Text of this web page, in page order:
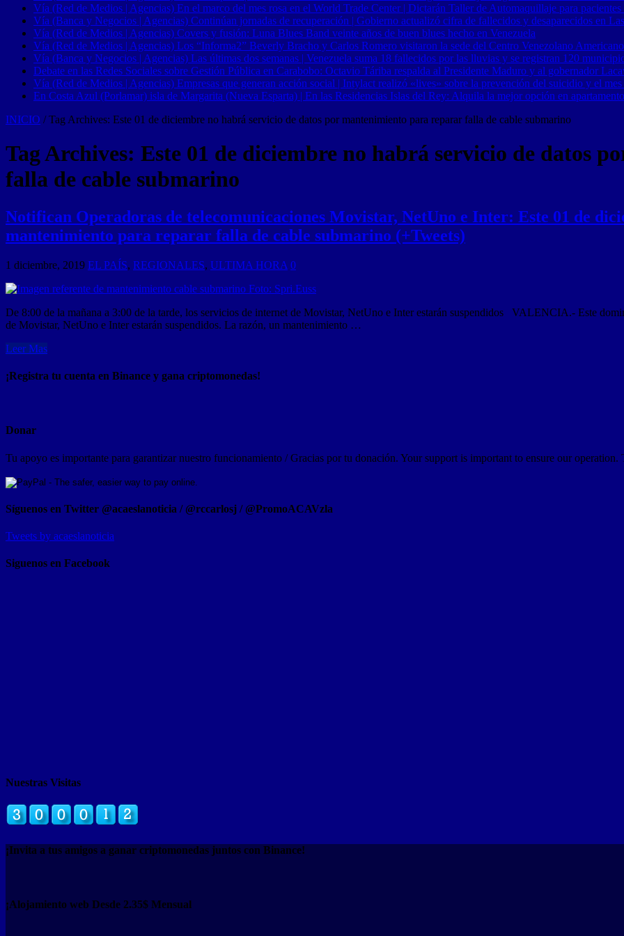
Vía (Red de Medios | Agencias) En el marco del mes rosa en el World Trade Center | Dictarán Taller de Automaquillaje para pacientes
Vía (Banca y Negocios | Agencias) Continúan jornadas de recuperación | Gobierno actualizó cifra de fallecidos y desaparecidos en
Vía (Red de Medios | Agencias) Covers y fusión: Luna Blues Band veinte años de buen blues hecho en Venezuela
Vía (Red de Medios | Agencias) Los “Informa2” Beverly Bracho y Carlos Romero visitaron la sede del Centro Venezolano
Vía (Banca y Negocios | Agencias) Las últimas dos semanas | Venezuela suma 18 fallecidos por las lluvias y se registran 120
Debate en las Redes Sociales sobre Gestión Pública en Carabobo: Octavio Táriba respalda al Presidente Maduro y al gobernador
Vía (Red de Medios | Agencias) Empresas que generan acción social | Intylact realizó «lives» sobre la prevención del suicidio y el mes
En Costa Azul (Porlamar) isla de Margarita (Nueva Esparta) | En las Residencias Islas del Rey: Alquila la mejor opción en
INICIO / Tag Archives: Este 01 de diciembre no habrá servicio de datos por mantenimiento para reparar falla de cable submarino
Tag Archives: Este 01 de diciembre no habrá servicio de datos
falla de cable submarino
Notifican Operadoras de telecomunicaciones Movistar, NetUno e Inter: Este 01 de
mantenimiento para reparar falla de cable submarino (+Tweets)
1 diciembre, 2019 EL PAÍS, REGIONALES, ULTIMA HORA 0
De 8:00 de la mañana a 3:00 de la tarde, los servicios de internet de Movistar, NetUno e Inter estarán suspendidos VALENCIA.- Este
de Movistar, NetUno e Inter estarán suspendidos. La razón, un mantenimiento …
Leer Mas
¡Registra tu cuenta en Binance y gana criptomonedas!
Donar
Tu apoyo es importante para garantizar nuestro funcionamiento / Gracias por tu donación. Your support is important to ensure our
Síguenos en Twitter @acaeslanoticia / @rccarlosj / @PromoACAVzla
Tweets by acaeslanoticia
Siguenos en Facebook
Nuestras Visitas
¡Invita a tus amigos a ganar criptomonedas juntos con Binance!
¡Alojamiento web Desde 2.35$ Mensual